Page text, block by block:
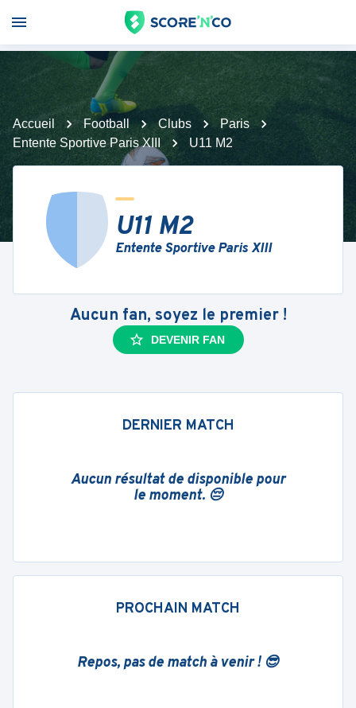
Accueil Football Clubs
Paris
Entente Sportive Paris XIII
U11 M2
U11 M2
Entente Sportive Paris XIII
Aucun fan, soyez le premier !
DEVENIR FAN
DERNIER MATCH
Aucun résultat de disponible pour
le moment. 😔
PROCHAIN MATCH
Repos, pas de match à venir ! 😎